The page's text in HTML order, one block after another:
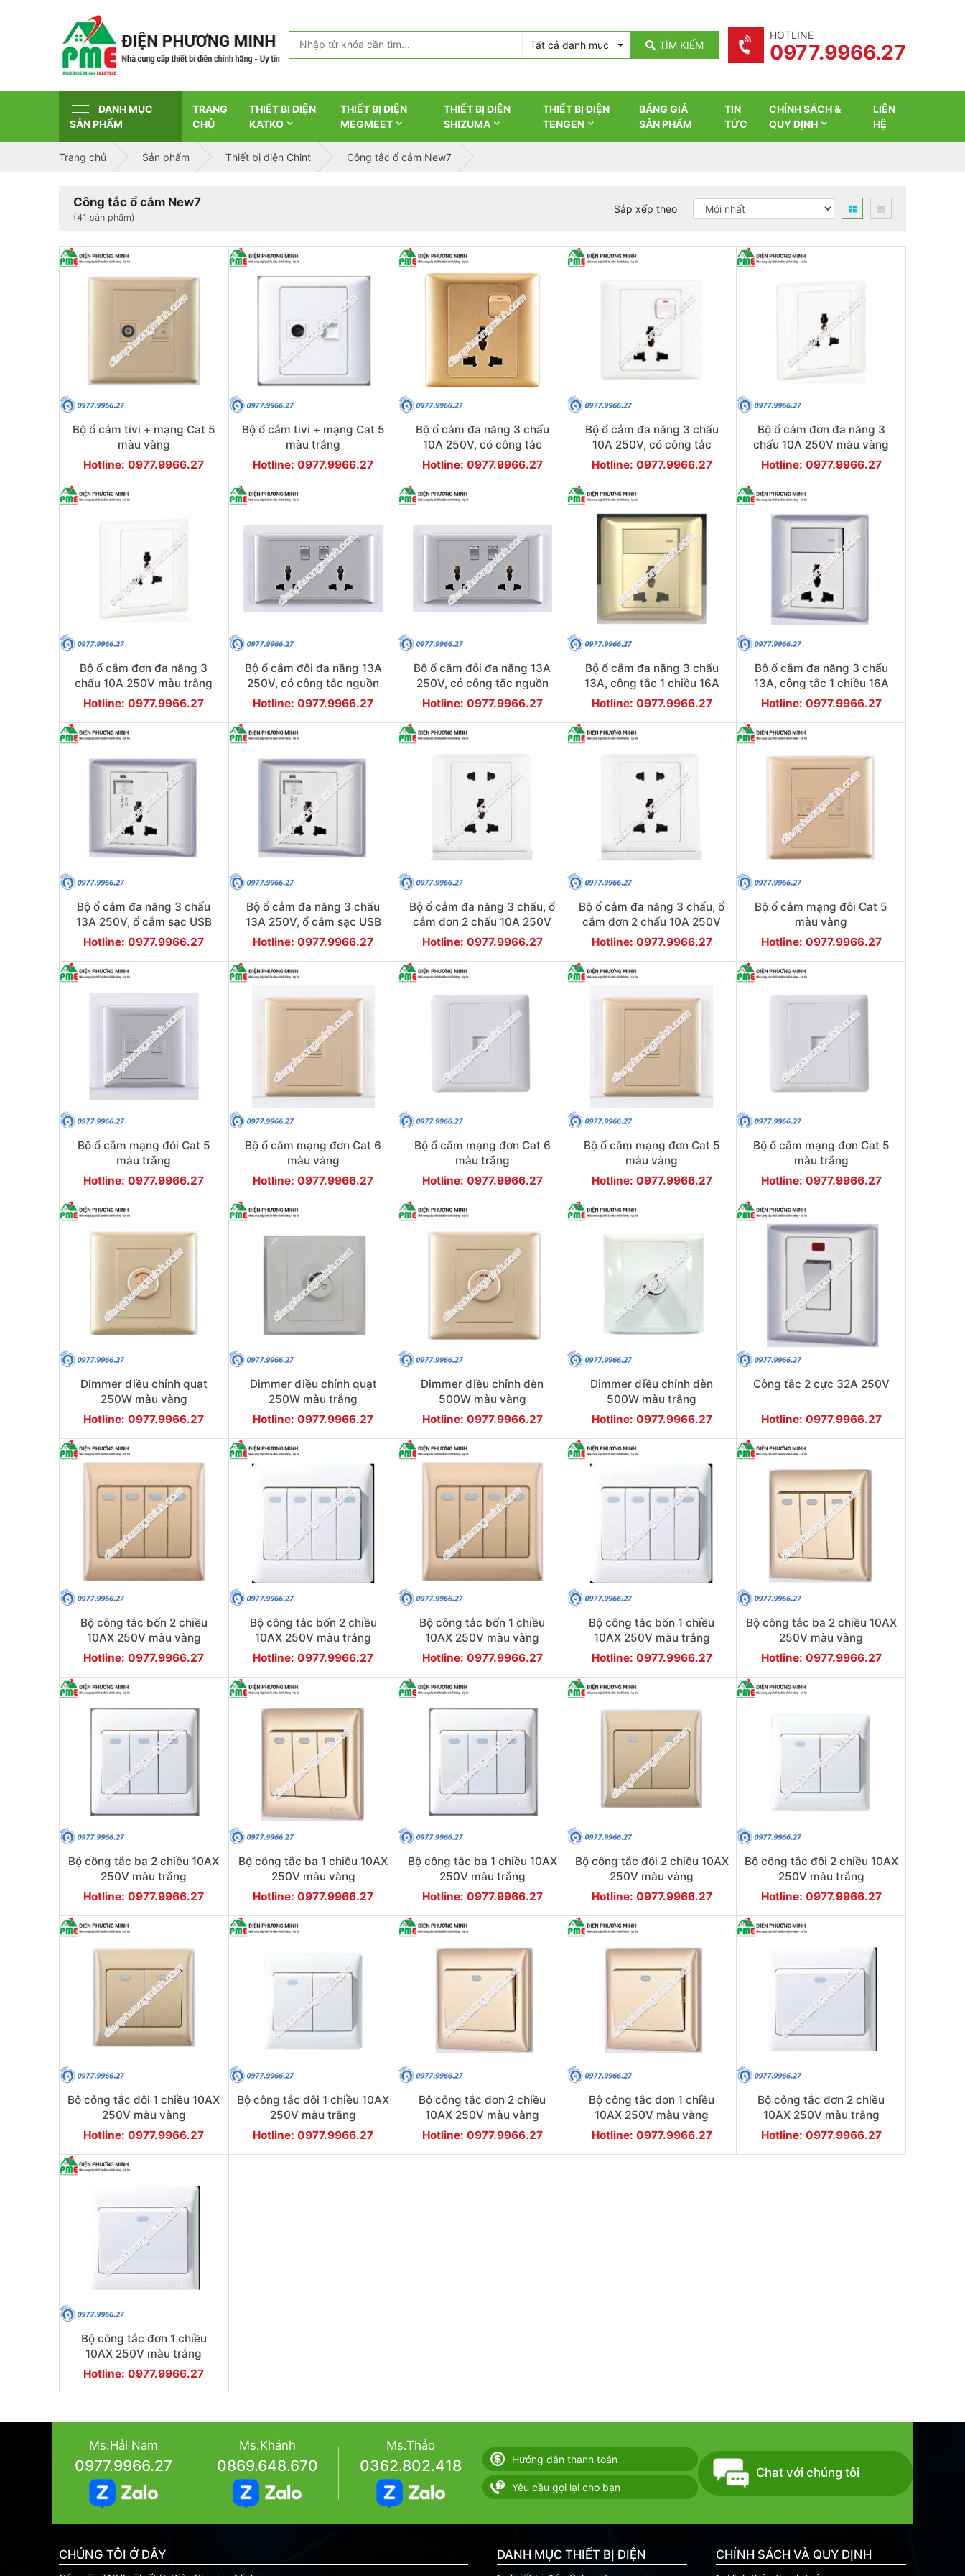
Tất cả danh mục TÌM KIẾM
HOTLINE
0977.9966.27
DANH MỤC
SẢN PHẨM
TRANG
CHỦ
THIẾT BI ĐIỆN
KATKO
THIẾT BỊ ĐIỆN
MEGMEET
THIẾT BỊ ĐIỆN
SHIZUMA
THIẾT BỊ ĐIỆN
TENGEN
BẢNG GIÁ
SẢN PHẨM
TIN
TỨC
CHÍNH SÁCH &
QUY ĐỊNH
LIÊN
HỆ
Trang chủ Sản phẩm Thiết bị điện Chint Công tắc ổ cắm New7
Công tắc ổ cắm New7
(41 sản phẩm)
Sắp xếp theo
Bộ ổ cắm tivi + mạng Cat 5
màu vàng
Hotline: 0977.9966.27
Bộ ổ cắm tivi + mạng Cat 5
màu trắng
Hotline: 0977.9966.27
Bộ ổ cắm đa năng 3 chấu
10A 250V, có công tắc
nguồn màu vàng
Hotline: 0977.9966.27
Bộ ổ cắm đa năng 3 chấu
10A 250V, có công tắc
nguồn màu trắng
Hotline: 0977.9966.27
Bộ ổ cắm đơn đa năng 3
chấu 10A 250V màu vàng
Hotline: 0977.9966.27
Bộ ổ cắm đơn đa năng 3
chấu 10A 250V màu trắng
Hotline: 0977.9966.27
Bộ ổ cắm đôi đa năng 13A
250V, có công tắc nguồn
màu vàng
Hotline: 0977.9966.27
Bộ ổ cắm đôi đa năng 13A
250V, có công tắc nguồn
màu trắng
Hotline: 0977.9966.27
Bộ ổ cắm đa năng 3 chấu
13A, công tắc 1 chiều 16A
250V màu vàng
Hotline: 0977.9966.27
Bộ ổ cắm đa năng 3 chấu
13A, công tắc 1 chiều 16A
250V màu trắng
Hotline: 0977.9966.27
Bộ ổ cắm đa năng 3 chấu
13A 250V, ổ cắm sạc USB
2.1A màu vàng
Hotline: 0977.9966.27
Bộ ổ cắm đa năng 3 chấu
13A 250V, ổ cắm sạc USB
2.1A màu trắng
Hotline: 0977.9966.27
Bộ ổ cắm đa năng 3 chấu, ổ
cắm đơn 2 chấu 10A 250V
màu vàng
Hotline: 0977.9966.27
Bộ ổ cắm đa năng 3 chấu, ổ
cắm đơn 2 chấu 10A 250V
màu trắng
Hotline: 0977.9966.27
Bộ ổ cắm mạng đôi Cat 5
màu vàng
Hotline: 0977.9966.27
Bộ ổ cắm mạng đôi Cat 5
màu trắng
Hotline: 0977.9966.27
Bộ ổ cắm mạng đơn Cat 6
màu vàng
Hotline: 0977.9966.27
Bộ ổ cắm mạng đơn Cat 6
màu trắng
Hotline: 0977.9966.27
Bộ ổ cắm mạng đơn Cat 5
màu vàng
Hotline: 0977.9966.27
Bộ ổ cắm mạng đơn Cat 5
màu trắng
Hotline: 0977.9966.27
Dimmer điều chỉnh quạt
250W màu vàng
Hotline: 0977.9966.27
Dimmer điều chỉnh quạt
250W màu trắng
Hotline: 0977.9966.27
Dimmer điều chỉnh đèn
500W màu vàng
Hotline: 0977.9966.27
Dimmer điều chỉnh đèn
500W màu trắng
Hotline: 0977.9966.27
Công tắc 2 cực 32A 250V
Hotline: 0977.9966.27
Bộ công tắc bốn 2 chiều
10AX 250V màu vàng
Hotline: 0977.9966.27
Bộ công tắc bốn 2 chiều
10AX 250V màu trắng
Hotline: 0977.9966.27
Bộ công tắc bốn 1 chiều
10AX 250V màu vàng
Hotline: 0977.9966.27
Bộ công tắc bốn 1 chiều
10AX 250V màu trắng
Hotline: 0977.9966.27
Bộ công tắc ba 2 chiều 10AX
250V màu vàng
Hotline: 0977.9966.27
Bộ công tắc ba 2 chiều 10AX
250V màu trắng
Hotline: 0977.9966.27
Bộ công tắc ba 1 chiều 10AX
250V màu vàng
Hotline: 0977.9966.27
Bộ công tắc ba 1 chiều 10AX
250V màu trắng
Hotline: 0977.9966.27
Bộ công tắc đôi 2 chiều 10AX
250V màu vàng
Hotline: 0977.9966.27
Bộ công tắc đôi 2 chiều 10AX
250V màu trắng
Hotline: 0977.9966.27
Bộ công tắc đôi 1 chiều 10AX
250V màu vàng
Hotline: 0977.9966.27
Bộ công tắc đôi 1 chiều 10AX
250V màu trắng
Hotline: 0977.9966.27
Bộ công tắc đơn 2 chiều
10AX 250V màu vàng
Hotline: 0977.9966.27
Bộ công tắc đơn 1 chiều
10AX 250V màu vàng
Hotline: 0977.9966.27
Bộ công tắc đơn 2 chiều
10AX 250V màu trắng
Hotline: 0977.9966.27
Bộ công tắc đơn 1 chiều
10AX 250V màu trắng
Hotline: 0977.9966.27
Ms.Hải Nam
0977.9966.27
Ms.Khánh
0869.648.670
Ms.Thảo
0362.802.418 Hướng dẫn thanh toán
Yêu cầu gọi lại cho bạn
Chat với chúng tôi
CHÚNG TÔI Ở ĐÂY DANH MỤC THIẾT BỊ ĐIỆN CHÍNH SÁCH VÀ QUY ĐỊNH